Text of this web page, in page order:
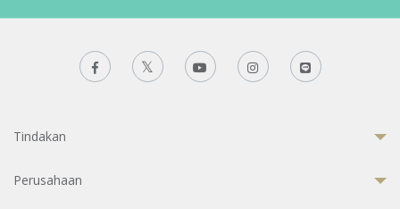
Tindakan
Perusahaan